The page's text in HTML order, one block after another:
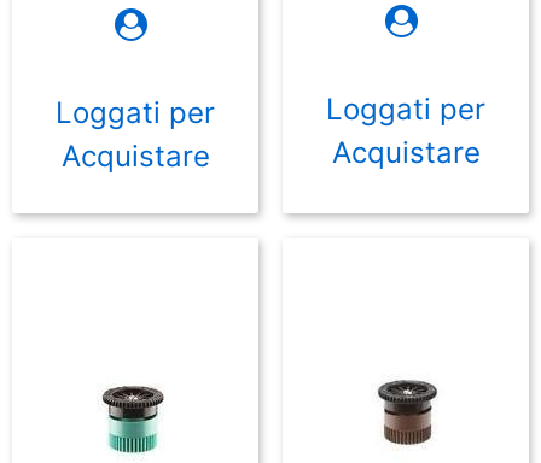
Loggati per
Acquistare
Loggati per
Acquistare